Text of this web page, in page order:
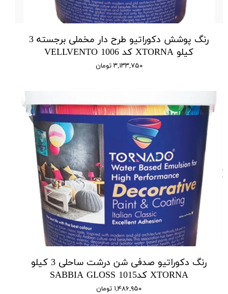
رنگ پوشش دکوراتیو طرح دار مخملی برجسته 3
کیلو XTORNA کد 1006 VELLVENTO
۳,۱۳۳,۷۵۰ تومان
رنگ دکوراتیو صدفی شن درشت ساحلی 3 کیلو
XTORNA کد1015 SABBIA GLOSS
۱,۴۸۶,۹۵۰ تومان